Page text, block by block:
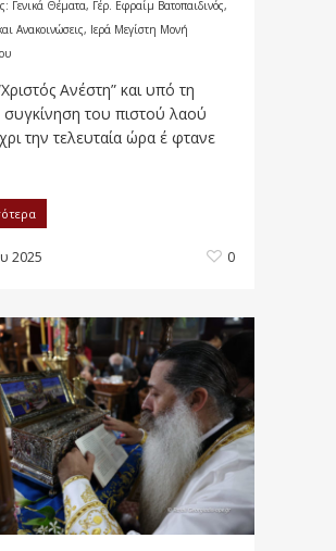
Γενικά Θέματα, Γέρ. Εφραίμ Βατοπαιδινός,
Ανακοινώσεις, Ιερά Μεγίστη Μονή
Ανέστη” και υπό τη
συγκίνηση του πιστού λαού
την τελευταία ώρα έ φτανε
2025 0